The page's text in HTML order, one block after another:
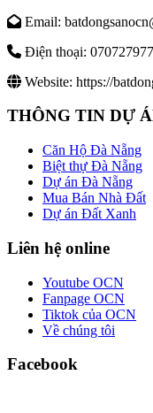
Email:
Điện thoại:
Website: https://
THÔNG TIN DỰ
Căn Hộ Đà Nẵng
Biệt thự Đà Nẵng
Dự án Đà Nẵng
Mua Bán Nhà Đất
Dự án Đất Xanh
Liên hệ online
Youtube OCN
Fanpage OCN
Tiktok của OCN
Về chúng tôi
Facebook